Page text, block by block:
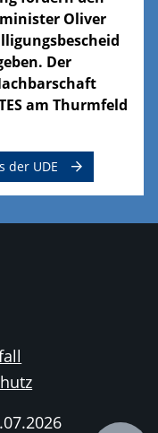
Oliver
Der
am Thurmfeld
der UDE